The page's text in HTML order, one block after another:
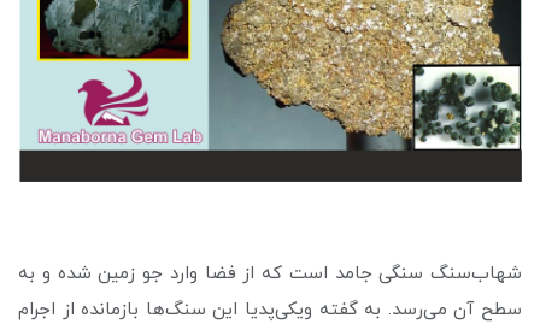
شهاب‌سنگ سنگی جامد است که از فضا وارد جو زمین شده و به
سطح آن می‌رسد. به گفته ویکی‌پدیا این سنگ‌ها بازمانده از اجرام